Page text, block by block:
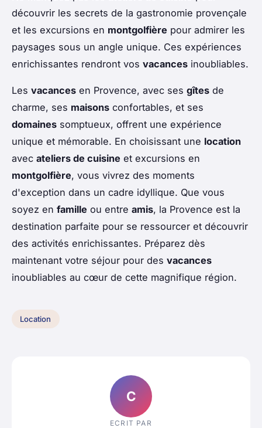
découvrir les secrets de la gastronomie provençale
et les excursions en montgolfière pour admirer les
paysages sous un angle unique. Ces expériences
enrichissantes rendront vos vacances inoubliables.
Les vacances en Provence, avec ses gîtes de
charme, ses maisons confortables, et ses
domaines somptueux, offrent une expérience
unique et mémorable. En choisissant une location
avec ateliers de cuisine et excursions en
montgolfière, vous vivrez des moments
d'exception dans un cadre idyllique. Que vous
soyez en famille ou entre amis, la Provence est la
destination parfaite pour se ressourcer et découvrir
des activités enrichissantes. Préparez dès
maintenant votre séjour pour des vacances
inoubliables au cœur de cette magnifique région.
Location
C
ECRIT PAR